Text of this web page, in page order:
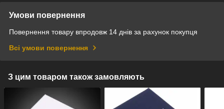
Умови повернення
Повернення товару впродовж 14 днів за рахунок покупця
Всі умови повернення
З цим товаром також замовляють